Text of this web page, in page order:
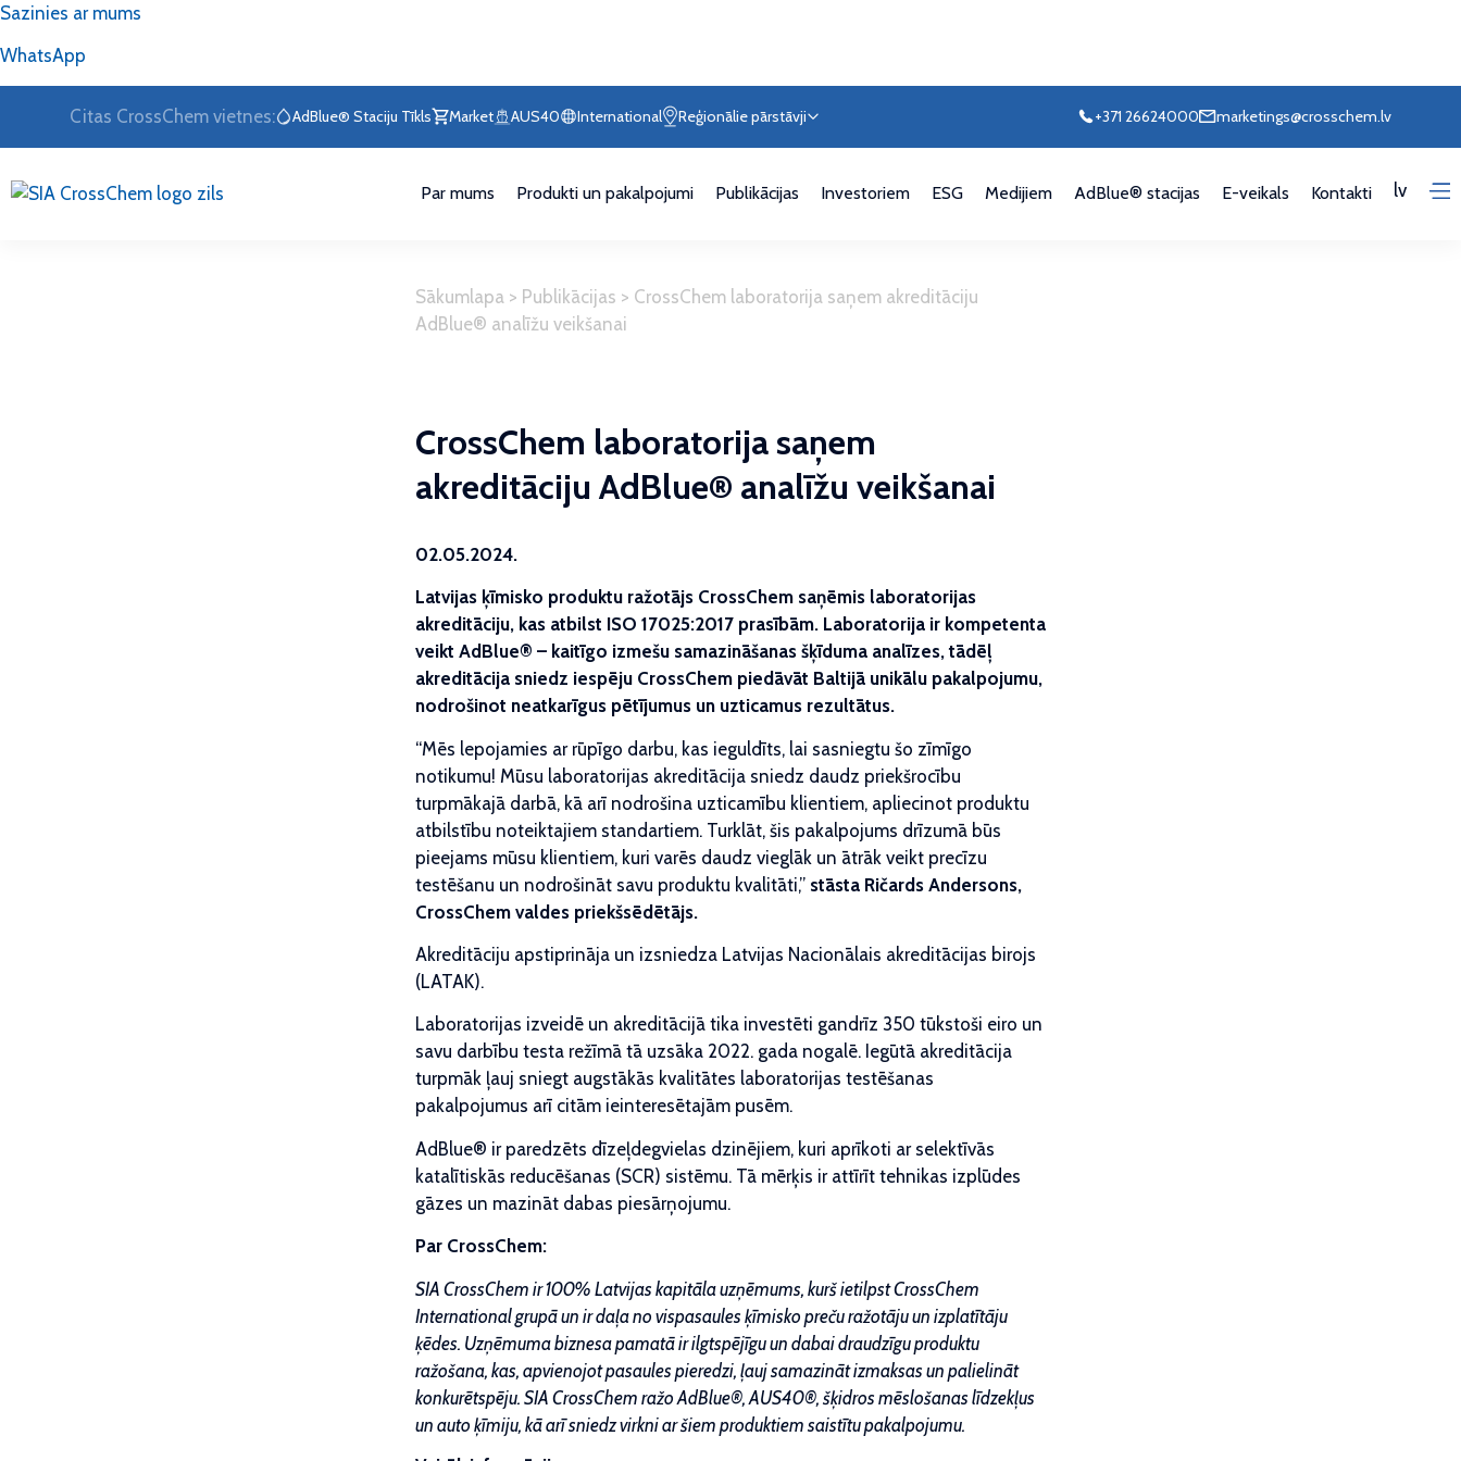
Sazinies ar mums
WhatsApp
Citas CrossChem vietnes: AdBlue® Staciju Tīkls Market AUS40 International Reģionālie pārstāvji +371 26624000 marketings@crosschem.lv
Par mums Produkti un pakalpojumi Publikācijas Investoriem ESG Medijiem AdBlue® stacijas E-veikals Kontakti lv
Sākumlapa > Publikācijas > CrossChem laboratorija saņem akreditāciju
AdBlue® analīžu veikšanai
CrossChem laboratorija saņem
akreditāciju AdBlue® analīžu veikšanai
02.05.2024.
Latvijas ķīmisko produktu ražotājs CrossChem saņēmis laboratorijas
akreditāciju, kas atbilst ISO 17025:2017 prasībām. Laboratorija ir kompetenta
veikt AdBlue® – kaitīgo izmešu samazināšanas šķīduma analīzes, tādēļ
akreditācija sniedz iespēju CrossChem piedāvāt Baltijā unikālu pakalpojumu,
nodrošinot neatkarīgus pētījumus un uzticamus rezultātus.
“Mēs lepojamies ar rūpīgo darbu, kas ieguldīts, lai sasniegtu šo zīmīgo
notikumu! Mūsu laboratorijas akreditācija sniedz daudz priekšrocību
turpmākajā darbā, kā arī nodrošina uzticamību klientiem, apliecinot produktu
atbilstību noteiktajiem standartiem. Turklāt, šis pakalpojums drīzumā būs
pieejams mūsu klientiem, kuri varēs daudz vieglāk un ātrāk veikt precīzu
testēšanu un nodrošināt savu produktu kvalitāti,” stāsta Ričards Andersons,
CrossChem valdes priekšsēdētājs.
Akreditāciju apstiprināja un izsniedza Latvijas Nacionālais akreditācijas birojs
(LATAK).
Laboratorijas izveidē un akreditācijā tika investēti gandrīz 350 tūkstoši eiro un
savu darbību testa režīmā tā uzsāka 2022. gada nogalē. Iegūtā akreditācija
turpmāk ļauj sniegt augstākās kvalitātes laboratorijas testēšanas
pakalpojumus arī citām ieinteresētajām pusēm.
AdBlue® ir paredzēts dīzeļdegvielas dzinējiem, kuri aprīkoti ar selektīvās
katalītiskās reducēšanas (SCR) sistēmu. Tā mērķis ir attīrīt tehnikas izplūdes
gāzes un mazināt dabas piesārņojumu.
Par CrossChem:
SIA CrossChem ir 100% Latvijas kapitāla uzņēmums, kurš ietilpst CrossChem
International grupā un ir daļa no vispasaules ķīmisko preču ražotāju un izplatītāju
ķēdes. Uzņēmuma biznesa pamatā ir ilgtspējīgu un dabai draudzīgu produktu
ražošana, kas, apvienojot pasaules pieredzi, ļauj samazināt izmaksas un palielināt
konkurētspēju. SIA CrossChem ražo AdBlue®, AUS40®, šķidros mēslošanas līdzekļus
un auto ķīmiju, kā arī sniedz virkni ar šiem produktiem saistītu pakalpojumu.